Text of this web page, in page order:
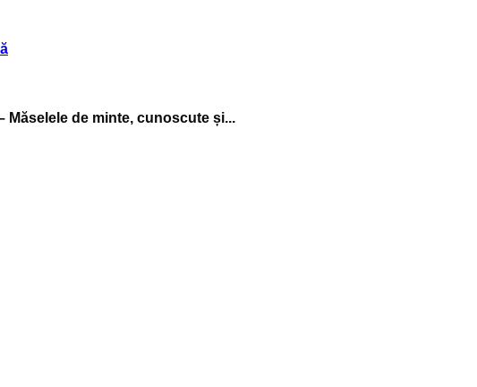
Măselele de minte, cunoscute și...